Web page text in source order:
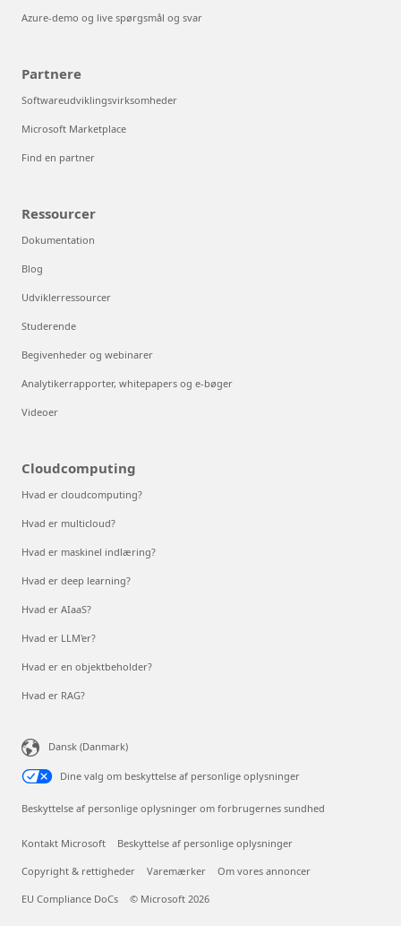
Azure-demo og live spørgsmål og svar
Partnere
Softwareudviklingsvirksomheder
Microsoft Marketplace
Find en partner
Ressourcer
Dokumentation
Blog
Udviklerressourcer
Studerende
Begivenheder og webinarer
Analytikerrapporter, whitepapers og e-bøger
Videoer
Cloudcomputing
Hvad er cloudcomputing?
Hvad er multicloud?
Hvad er maskinel indlæring?
Hvad er deep learning?
Hvad er AIaaS?
Hvad er LLM'er?
Hvad er en objektbeholder?
Hvad er RAG?
Dansk (Danmark)
Dine valg om beskyttelse af personlige oplysninger
Beskyttelse af personlige oplysninger om forbrugernes sundhed
Kontakt Microsoft Beskyttelse af personlige oplysninger
Copyright & rettigheder Varemærker Om vores annoncer
EU Compliance DoCs © Microsoft 2026